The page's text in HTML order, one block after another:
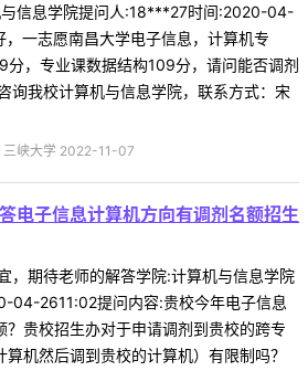
信息学院提问人:18***27时间:2020-04-
一志愿南昌大学电子信息，计算机专
，专业课数据结构109分，请问能否调剂
询我校计算机与信息学院，联系方式：宋
三峡大学 2022-11-07
电子信息计算机方向有调剂名额招生
，期待老师的解答学院:计算机与信息学院
2611:02提问内容:贵校今年电子信息
？贵校招生办对于申请调剂到贵校的跨专
机然后调到贵校的计算机）有限制吗？